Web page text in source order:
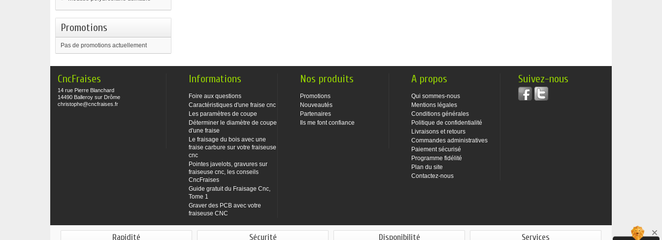
Promotions
Pas de promotions actuellement
CncFraises
14 rue Pierre Blanchard
14490 Balleroy sur Drôme
christophe@cncfraises.fr
Informations
Foire aux questions
Caractéristiques d'une fraise cnc
Les paramètres de coupe
Déterminer le diamètre de coupe
d'une fraise
Le fraisage du bois avec une
fraise carbure sur votre fraiseuse
cnc
Pointes javelots, gravures sur
fraiseuse cnc, les conseils
CncFraises
Guide gratuit du Fraisage Cnc,
Tome 1
Graver des PCB avec votre
fraiseuse CNC
Nos produits
Promotions
Nouveautés
Partenaires
Ils me font confiance
A propos
Qui sommes-nous
Mentions légales
Conditions générales
Politique de confidentialité
Livraisons et retours
Commandes administratives
Paiement sécurisé
Programme fidélité
Plan du site
Contactez-nous
Suivez-nous
Rapidité Sécurité Disponibilité Services